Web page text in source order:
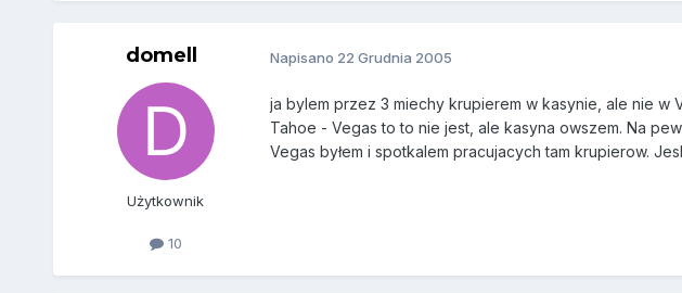
domell
Użytkownik
10
Napisano 22 Grudnia 2005
ja bylem przez 3 miechy krupierem w kasynie, ale nie w
Tahoe - Vegas to to nie jest, ale kasyna owszem. Na
Vegas byłem i spotkalem pracujacych tam krupierow.